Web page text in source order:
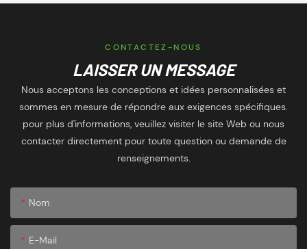
CONTACTEZ-NOUS
LAISSER UN MESSAGE
Nous acceptons les conceptions et idées personnalisées et
sommes en mesure de répondre aux exigences spécifiques.
pour plus d'informations, veuillez visiter le site Web ou nous
contacter directement pour toute question ou demande de
renseignements.
Nom
E-Mail